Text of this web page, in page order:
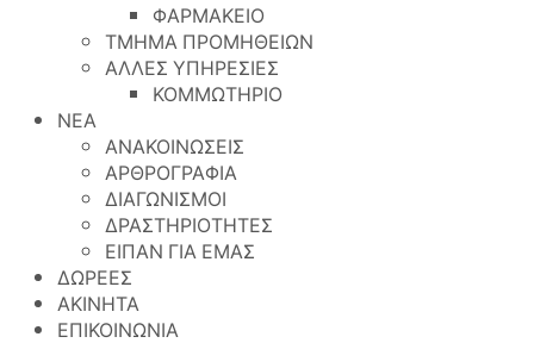
ΦΑΡΜΑΚΕΙΟ
ΤΜΗΜΑ ΠΡΟΜΗΘΕΙΩΝ
ΑΛΛΕΣ ΥΠΗΡΕΣΙΕΣ
ΚΟΜΜΩΤΗΡΙΟ
ΝΕΑ
ΑΝΑΚΟΙΝΩΣΕΙΣ
ΑΡΘΡΟΓΡΑΦΙΑ
ΔΙΑΓΩΝΙΣΜΟΙ
ΔΡΑΣΤΗΡΙΟΤΗΤΕΣ
ΕΙΠΑΝ ΓΙΑ ΕΜΑΣ
ΔΩΡΕΕΣ
ΑΚΙΝΗΤΑ
ΕΠΙΚΟΙΝΩΝΙΑ